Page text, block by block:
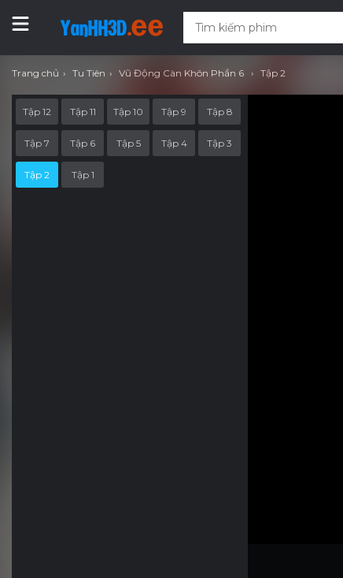
Trang chủ Tu Tiên Vũ Động Càn Khôn Phần 6 Tập 2
Tập 12 Tập 11 Tập 10 Tập 9 Tập 8
Tập 7 Tập 6 Tập 5 Tập 4 Tập 3
Tập 2 Tập 1